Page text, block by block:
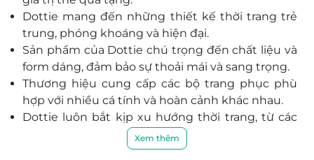
Dottie mang đến những thiết kế thời trang trẻ
trung, phóng khoáng và hiện đại.
Sản phẩm của Dottie chú trọng đến chất liệu và
form dáng, đảm bảo sự thoải mái và sang trọng.
Thương hiệu cung cấp các bộ trang phục phù
hợp với nhiều cá tính và hoàn cảnh khác nhau.
Dottie luôn bắt kịp xu hướng thời trang, từ các
set đồ công sở thanh lịch đến trang phục dạo
Xem thêm